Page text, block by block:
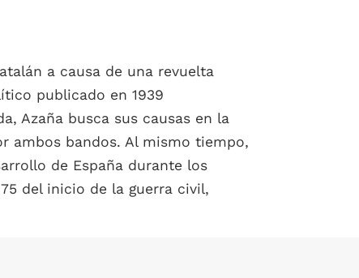
a causa de una revuelta
publicado en 1939
Azaña busca sus causas en la
ambos bandos. Al mismo tiempo,
de España durante los
del inicio de la guerra civil,